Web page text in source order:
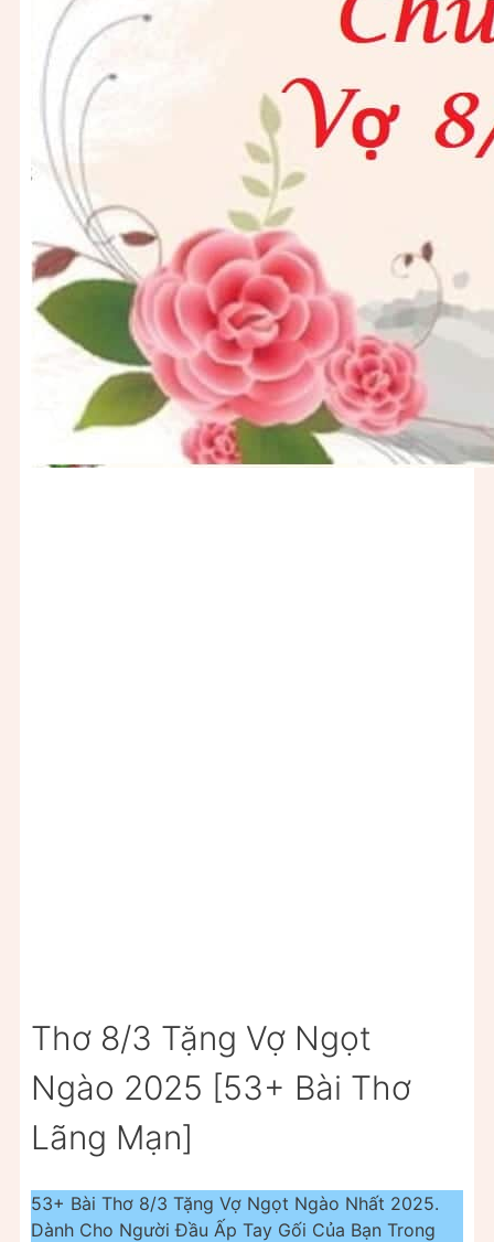
Thơ 8/3 Tặng Vợ Ngọt
Ngào 2025 [53+ Bài Thơ
Lãng Mạn]
53+ Bài Thơ 8/3 Tặng Vợ Ngọt Ngào Nhất 2025.
Dành Cho Người Đầu Ấp Tay Gối Của Bạn Trong